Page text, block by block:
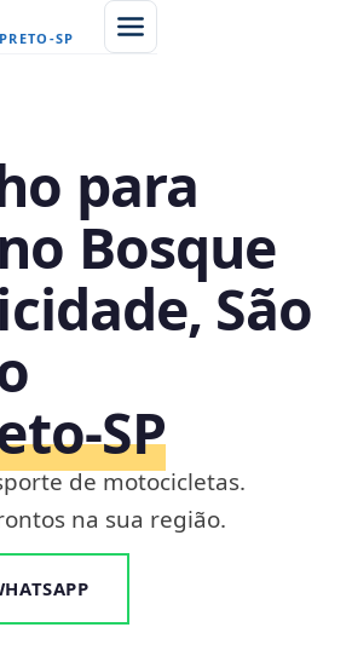
-SP
para
Bosque
São
de motocicletas.
na sua região.